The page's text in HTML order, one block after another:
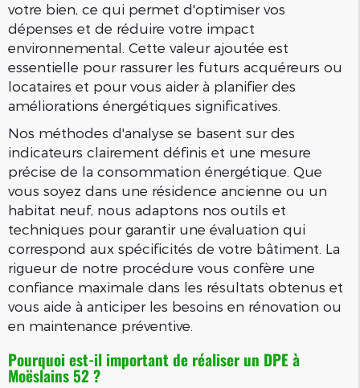
votre bien, ce qui permet d'optimiser vos
dépenses et de réduire votre impact
environnemental. Cette valeur ajoutée est
essentielle pour rassurer les futurs acquéreurs ou
locataires et pour vous aider à planifier des
améliorations énergétiques significatives.
Nos méthodes d'analyse se basent sur des
indicateurs clairement définis et une mesure
précise de la consommation énergétique. Que
vous soyez dans une résidence ancienne ou un
habitat neuf, nous adaptons nos outils et
techniques pour garantir une évaluation qui
correspond aux spécificités de votre bâtiment. La
rigueur de notre procédure vous confère une
confiance maximale dans les résultats obtenus et
vous aide à anticiper les besoins en rénovation ou
en maintenance préventive.
Pourquoi est-il important de réaliser un DPE à
Moëslains 52 ?